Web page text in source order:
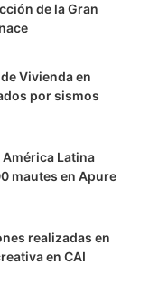
de la Gran
Vivienda en
por sismos
Latina
mautes en Apure
realizadas en
en CAI